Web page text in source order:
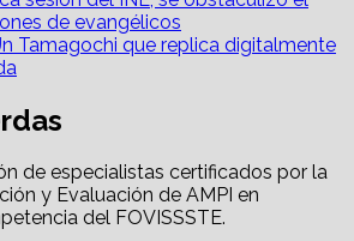
de evangélicos
Tamagochi que replica digitalmente